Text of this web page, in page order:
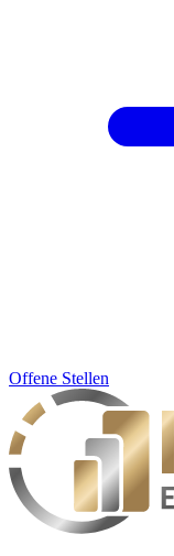
Offene Stellen